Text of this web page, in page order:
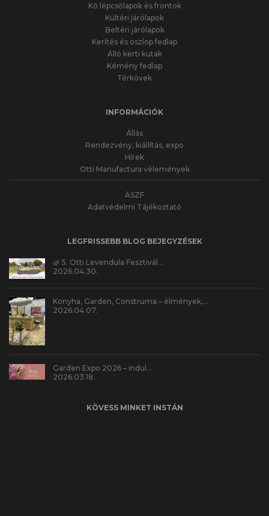
Kő lépcsőlapok és frontok
Kültéri járólapok
Beltéri járólapok
Kerítés és oszlop fedlap
Álló kerti kutak
Kémény fedlap
Térkövek
INFORMÁCIÓK
Állás
Rendezvény, kiállítás, expo
Hírek
Otti Manufactura vélemények
ÁSZF
Adatvédelmi Tájékoztató
LEGFRISSEBB BLOG BEJEGYZÉSEK
🌿 5. Otti Levendula Fesztivál…
2026.04.30.
Konyha, Garden, Construma – élmények,…
2026.04.07.
Garden Expo 2026 – indul…
2026.03.18.
KÖVESS MINKET INSTÁN